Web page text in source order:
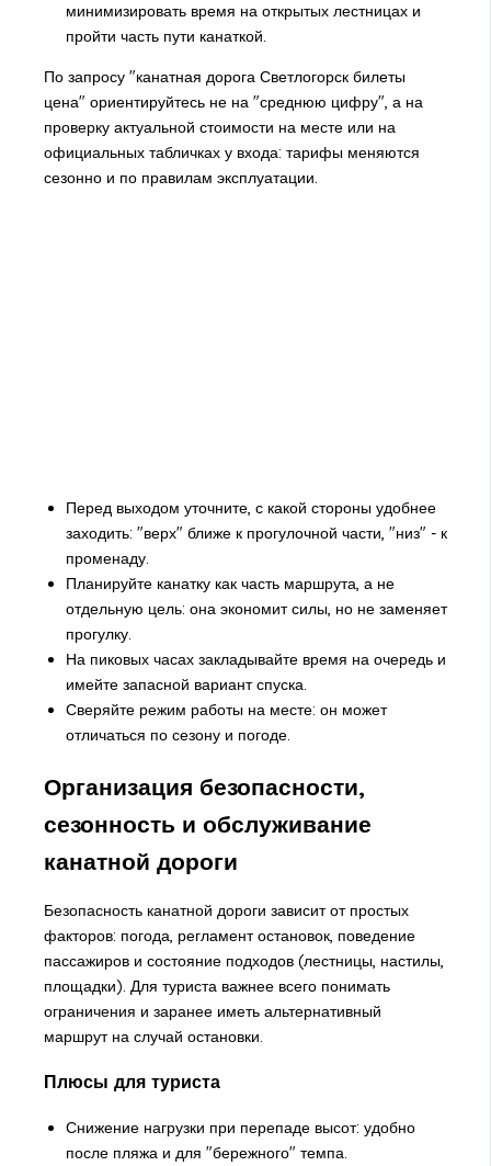
минимизировать время на открытых лестницах и
пройти часть пути канаткой.
По запросу "канатная дорога Светлогорск билеты
цена" ориентируйтесь не на "среднюю цифру", а на
проверку актуальной стоимости на месте или на
официальных табличках у входа: тарифы меняются
сезонно и по правилам эксплуатации.
Перед выходом уточните, с какой стороны удобнее
заходить: "верх" ближе к прогулочной части, "низ" - к
променаду.
Планируйте канатку как часть маршрута, а не
отдельную цель: она экономит силы, но не заменяет
прогулку.
На пиковых часах закладывайте время на очередь и
имейте запасной вариант спуска.
Сверяйте режим работы на месте: он может
отличаться по сезону и погоде.
Организация безопасности,
сезонность и обслуживание
канатной дороги
Безопасность канатной дороги зависит от простых
факторов: погода, регламент остановок, поведение
пассажиров и состояние подходов (лестницы, настилы,
площадки). Для туриста важнее всего понимать
ограничения и заранее иметь альтернативный
маршрут на случай остановки.
Плюсы для туриста
Снижение нагрузки при перепаде высот: удобно
после пляжа и для "бережного" темпа.